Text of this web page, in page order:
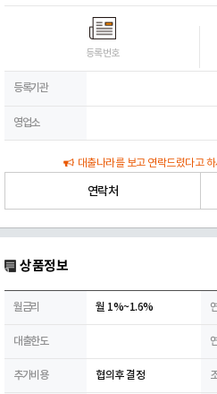
등록번호
등록기관
영업소
대출나라를 보고 연락드렸다고
연락처
상품정보
월금리 월 1%~1.6%
대출한도
추가비용 협의후 결정